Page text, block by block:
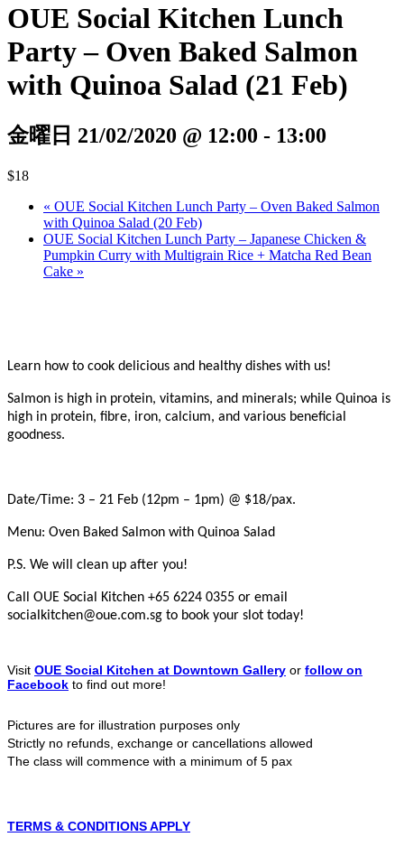
OUE Social Kitchen Lunch
Party – Oven Baked Salmon
with Quinoa Salad (21 Feb)
金曜日 21/02/2020 @ 12:00 - 13:00
$18
« OUE Social Kitchen Lunch Party – Oven Baked Salmon
with Quinoa Salad (20 Feb)
OUE Social Kitchen Lunch Party – Japanese Chicken &
Pumpkin Curry with Multigrain Rice + Matcha Red Bean
Cake »
Learn how to cook delicious and healthy dishes with us!
Salmon is high in protein, vitamins, and minerals; while Quinoa is
high in protein, fibre, iron, calcium, and various beneficial
goodness.
Date/Time: 3 – 21 Feb (12pm – 1pm) @ $18/pax.
Menu: Oven Baked Salmon with Quinoa Salad
P.S. We will clean up after you!
Call OUE Social Kitchen +65 6224 0355 or email
socialkitchen@oue.com.sg to book your slot today!
Visit OUE Social Kitchen at Downtown Gallery or follow on
Facebook to find out more!
Pictures are for illustration purposes only
Strictly no refunds, exchange or cancellations allowed
The class will commence with a minimum of 5 pax
TERMS & CONDITIONS APPLY